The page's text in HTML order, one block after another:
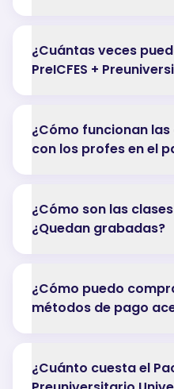
¿Cuántas veces
PreICFES +
¿Cómo funcionan
con los profes en el
¿Cómo son las
¿Quedan grabadas?
¿Cómo puedo
métodos de pago
¿Cuánto cuesta el